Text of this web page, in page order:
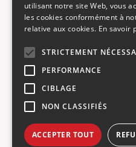
Une société du
NOUS SUIVRE
Facebook
utilisant notre site Web, vous
les cookies conformément à
relative aux cookies. En savoir
STRICTEMENT
PERFORMANCE
CIBLAGE
NON CLASSIFIÉS
ACCEPTER TOUT